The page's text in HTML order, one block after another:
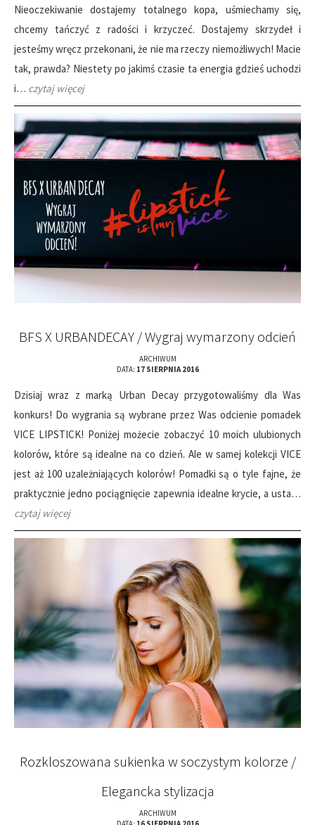
Nieoczekiwanie dostajemy totalnego kopa, uśmiechamy się,
chcemy tańczyć z radości i krzyczeć. Dostajemy skrzydeł i
jesteśmy wręcz przekonani, że nie ma rzeczy niemożliwych! Macie
tak, prawda? Niestety po jakimś czasie ta energia gdzieś uchodzi
i… czytaj więcej
BFS X URBANDECAY / Wygraj wymarzony odcień
ARCHIWUM
DATA: 17 SIERPNIA 2016
Dzisiaj wraz z marką Urban Decay przygotowaliśmy dla Was
konkurs! Do wygrania są wybrane przez Was odcienie pomadek
VICE LIPSTICK! Poniżej możecie zobaczyć 10 moich ulubionych
kolorów, które są idealne na co dzień. Ale w samej kolekcji VICE
jest aż 100 uzależniających kolorów! Pomadki są o tyle fajne, że
praktycznie jedno pociągnięcie zapewnia idealne krycie, a usta…
czytaj więcej
Rozkloszowana sukienka w soczystym kolorze /
Elegancka stylizacja
ARCHIWUM